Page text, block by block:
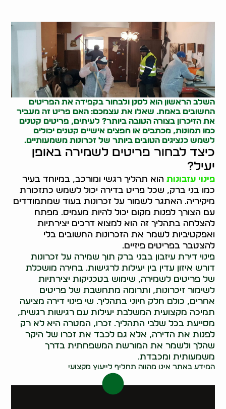
השלב הראשון הוא לסנן ולבחור בקפידה את הפריטים
החשובים באמת. שאלו את עצמכם: האם פריט זה מעביר
את הזיכרון בצורה הטובה ביותר? לעיתים, פריטים קטנים
כמו תמונות, מכתבים או חפצים אישיים קטנים יכולים
לשמש כנציגים הטובים ביותר של זכרונות משמעותיים.
כיצד לבחור פריטים לשמירה באופן
יעיל?
פינוי עזבונות הוא תהליך רגשי ומורכב, במיוחד בעיר
כמו בני ברק, שכל פריט בדירה יכול לשמש כתזכורת
מיקיריה. האתגר לשמור על זכרונות בעוד שמתמודדים
עם הצורך לפנות מקום יכול להיות מעמיס. מפתח
להצלחה בתהליך זה הוא למצוא דרכים יצירתיות
ואפקטיביות לשמר את הזכרונות החשובים בלי
להצטבר בפריטים פיזיים.
פינוי דירת עיזבון בבני ברק תוך שמירה על זכרונות
דורש איזון עדין בין יעילות לרגישות. בחירה מושכלת
של פריטים לשמירה, שימוש בטכניקות יצירתיות
לשימור זיכרונות, ותרומה מתחשבת של פריטים
אחרים, כולם חלק חיוני בתהליך. שי פינוי דירה מציעה
תמיכה מקצועית המשלבת יעילות עם רגישות רגשית,
מסייעת בכל שלבי התהליך. זכרו, המטרה היא לא רק
לפנות את הדירה, אלא גם לכבד את זכרו של היקר
שהלך ולשמר את המורשת המשפחתית בדרך
משמעותית ומכבדת.
המידע באתר אינו מהווה תחליף לייעוץ מקצועי